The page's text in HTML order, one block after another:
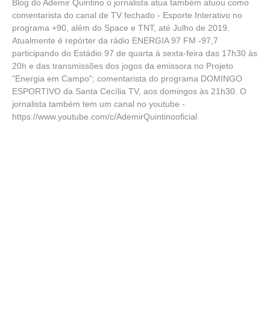
Blog do Ademir Quintino o jornalista atua também atuou como
comentarista do canal de TV fechado - Esporte Interativo no
programa +90, além do Space e TNT, até Julho de 2019.
Atualmente é repórter da rádio ENERGIA 97 FM -97,7
participando do Estádio 97 de quarta á sexta-feira das 17h30 às
20h e das transmissões dos jogos da emissora no Projeto
"Energia em Campo"; comentarista do programa DOMINGO
ESPORTIVO da Santa Cecília TV, aos domingos às 21h30. O
jornalista também tem um canal no youtube -
https://www.youtube.com/c/AdemirQuintinooficial